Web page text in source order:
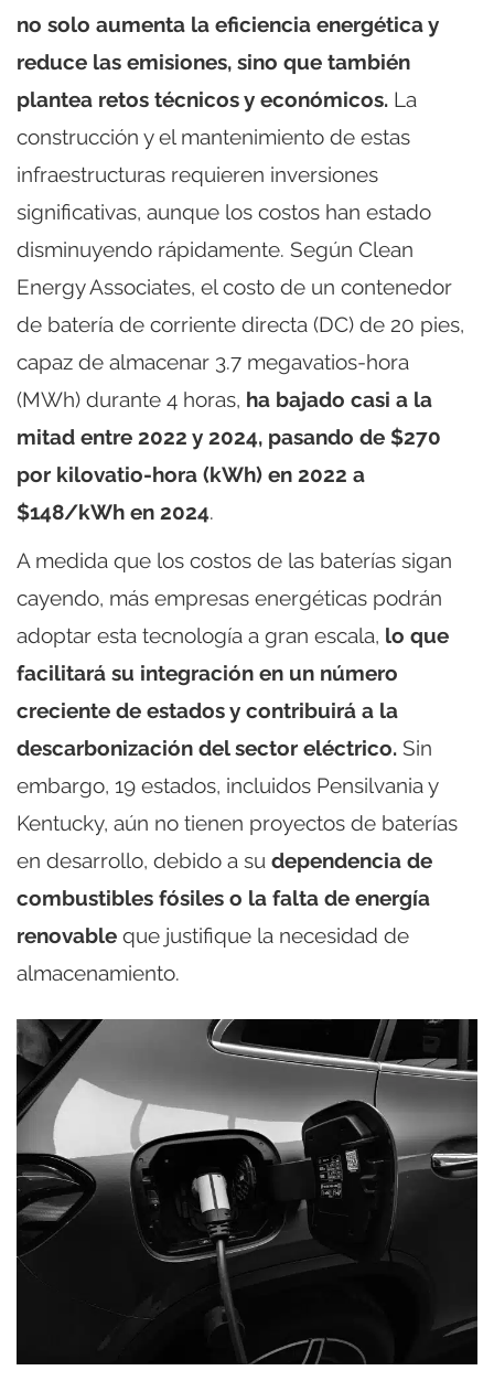
no solo aumenta la eficiencia energética y
reduce las emisiones, sino que también
plantea retos técnicos y económicos. La
construcción y el mantenimiento de estas
infraestructuras requieren inversiones
significativas, aunque los costos han estado
disminuyendo rápidamente. Según Clean
Energy Associates, el costo de un contenedor
de batería de corriente directa (DC) de 20 pies,
capaz de almacenar 3.7 megavatios-hora
(MWh) durante 4 horas, ha bajado casi a la
mitad entre 2022 y 2024, pasando de $270
por kilovatio-hora (kWh) en 2022 a
$148/kWh en 2024.
A medida que los costos de las baterías sigan
cayendo, más empresas energéticas podrán
adoptar esta tecnología a gran escala, lo que
facilitará su integración en un número
creciente de estados y contribuirá a la
descarbonización del sector eléctrico. Sin
embargo, 19 estados, incluidos Pensilvania y
Kentucky, aún no tienen proyectos de baterías
en desarrollo, debido a su dependencia de
combustibles fósiles o la falta de energía
renovable que justifique la necesidad de
almacenamiento.